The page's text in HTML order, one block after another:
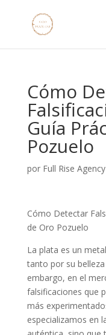
Cómo
Guía
Pozuelo
por Full Rise Agency
Cómo Detectar
de Oro Pozuelo
La plata es un
tanto por su
embargo, en el
falsificaciones que
más
especializamos en